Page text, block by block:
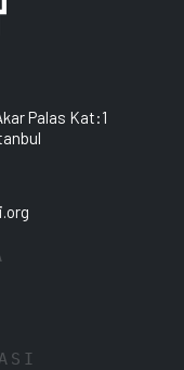
Palas Kat:1